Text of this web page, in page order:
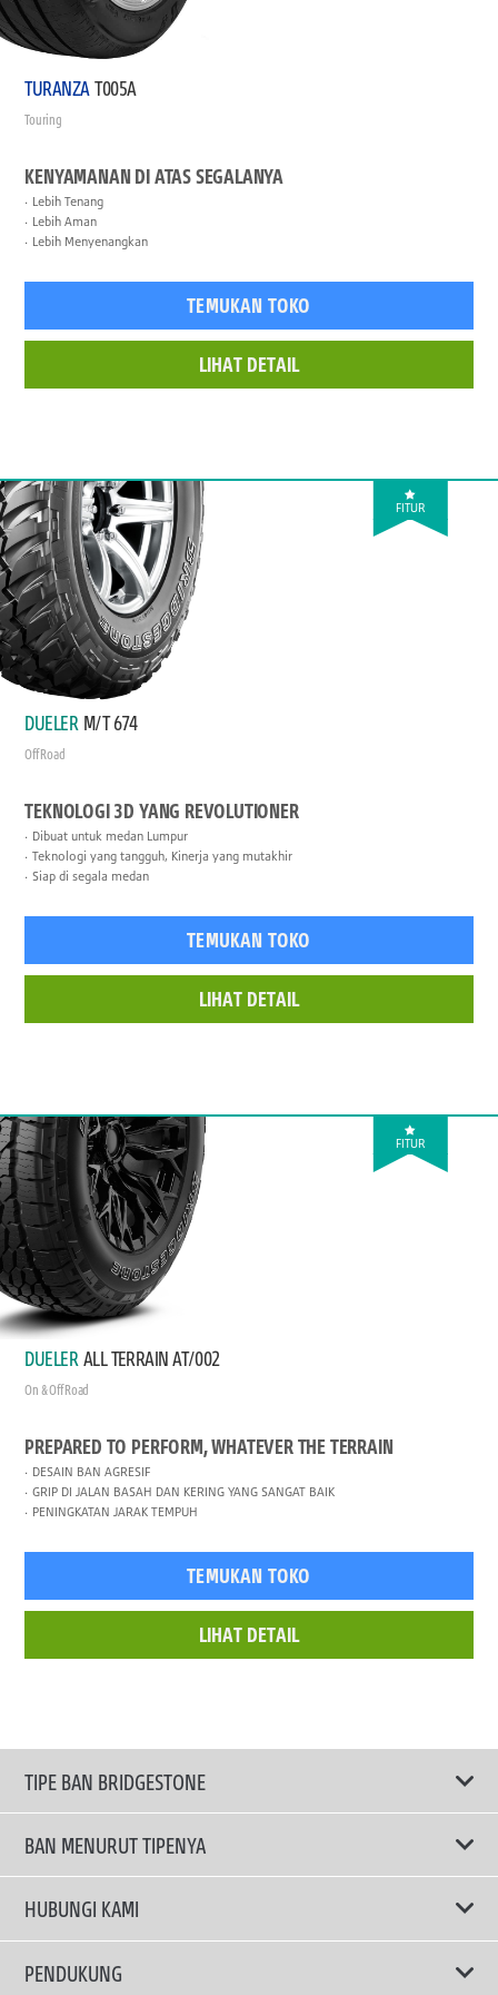
TURANZAT005A
Touring
KENYAMANAN DI ATAS SEGALANYA
Lebih Tenang
Lebih Aman
Lebih Menyenangkan
TEMUKAN TOKO
LIHAT DETAIL
FITUR
DUELER M/T 674
Off Road
TEKNOLOGI 3D YANG REVOLUTIONER
Dibuat untuk medan Lumpur
Teknologi yang tangguh, Kinerja yang mutakhir
Siap di segala medan
TEMUKAN TOKO
LIHAT DETAIL
FITUR
DUELER ALL TERRAIN AT/002
On & Off Road
PREPARED TO PERFORM, WHATEVER THE TERRAIN
DESAIN BAN AGRESIF
GRIP DI JALAN BASAH DAN KERING YANG SANGAT BAIK
PENINGKATAN JARAK TEMPUH
TEMUKAN TOKO
LIHAT DETAIL
TIPE BAN BRIDGESTONE
BAN MENURUT TIPENYA
Ban ENLITEN
Ban Performa
HUBUNGI KAMI
Email Kami
PENDUKUNG